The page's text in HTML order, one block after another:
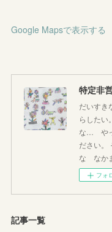
Google Mapsで表示する
特定非
だいす
らした
な… や
ださい。
な なか
フォ
記事一覧